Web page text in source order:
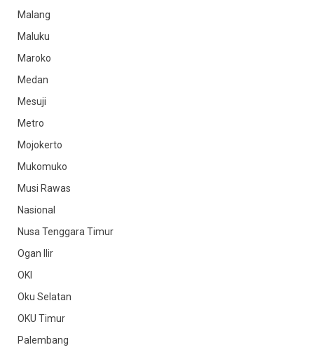
Malang
Maluku
Maroko
Medan
Mesuji
Metro
Mojokerto
Mukomuko
Musi Rawas
Nasional
Nusa Tenggara Timur
Ogan Ilir
OKI
Oku Selatan
OKU Timur
Palembang